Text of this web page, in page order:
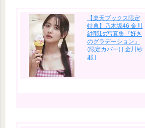
【楽天ブックス限定
特典】乃木坂46 金川
紗耶1st写真集『好き
のグラデーション』
(限定カバー) [ 金川紗
耶 ]